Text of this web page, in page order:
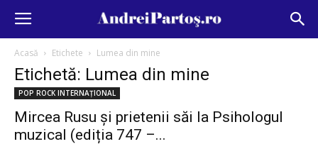
Acasă Etichete Lumea din mine
Etichetă: Lumea din mine
POP ROCK INTERNAȚIONAL
Mircea Rusu și prietenii săi la Psihologul
muzical (ediția 747 –...